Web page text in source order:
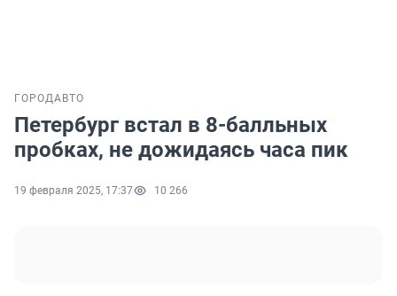
ГОРОДАВТО
Петербург встал в 8-балльных
пробках, не дожидаясь часа пик
19 февраля 2025, 17:37 10 266